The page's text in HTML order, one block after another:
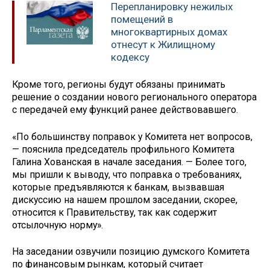
Перепланировку нежилых
помещений в
многоквартирных домах
отнесут к Жилищному
кодексу
Кроме того, регионы будут обязаны принимать
решение о создании нового регионального оператора
с передачей ему функций ранее действовавшего.
«По большинству поправок у Комитета нет вопросов,
— пояснила председатель профильного Комитета
Галина Хованская в начале заседания. — Более того,
мы пришли к выводу, что поправка о требованиях,
которые предъявляются к банкам, вызвавшая
дискуссию на нашем прошлом заседании, скорее,
относится к Правительству, так как содержит
отсылочную норму».
На заседании озвучили позицию думского Комитета
по финансовым рынкам, который считает